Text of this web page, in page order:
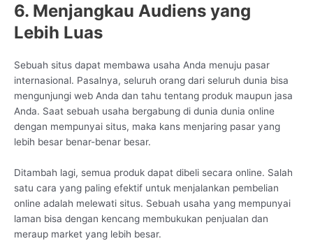
6. Menjangkau Audiens yang
Lebih Luas
Sebuah situs dapat membawa usaha Anda menuju pasar
internasional. Pasalnya, seluruh orang dari seluruh dunia bisa
mengunjungi web Anda dan tahu tentang produk maupun jasa
Anda. Saat sebuah usaha bergabung di dunia dunia online
dengan mempunyai situs, maka kans menjaring pasar yang
lebih besar benar-benar besar.
Ditambah lagi, semua produk dapat dibeli secara online. Salah
satu cara yang paling efektif untuk menjalankan pembelian
online adalah melewati situs. Sebuah usaha yang mempunyai
laman bisa dengan kencang membukukan penjualan dan
meraup market yang lebih besar.